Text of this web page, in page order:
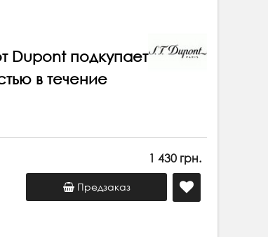
Dupont подкупает
в течение
1 430 грн.
Предзаказ